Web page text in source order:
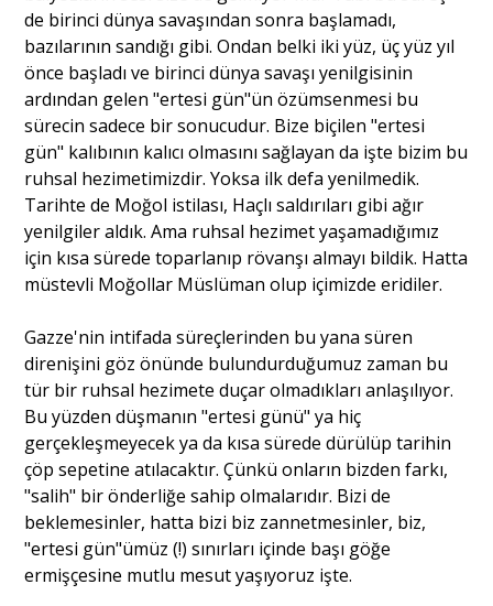
de birinci dünya savaşından sonra başlamadı,
bazılarının sandığı gibi. Ondan belki iki yüz, üç yüz yıl
önce başladı ve birinci dünya savaşı yenilgisinin
ardından gelen "ertesi gün"ün özümsenmesi bu
sürecin sadece bir sonucudur. Bize biçilen "ertesi
gün" kalıbının kalıcı olmasını sağlayan da işte bizim bu
ruhsal hezimetimizdir. Yoksa ilk defa yenilmedik.
Tarihte de Moğol istilası, Haçlı saldırıları gibi ağır
yenilgiler aldık. Ama ruhsal hezimet yaşamadığımız
için kısa sürede toparlanıp rövanşı almayı bildik. Hatta
müstevli Moğollar Müslüman olup içimizde eridiler.
Gazze'nin intifada süreçlerinden bu yana süren
direnişini göz önünde bulundurduğumuz zaman bu
tür bir ruhsal hezimete duçar olmadıkları anlaşılıyor.
Bu yüzden düşmanın "ertesi günü" ya hiç
gerçekleşmeyecek ya da kısa sürede dürülüp tarihin
çöp sepetine atılacaktır. Çünkü onların bizden farkı,
"salih" bir önderliğe sahip olmalarıdır. Bizi de
beklemesinler, hatta bizi biz zannetmesinler, biz,
"ertesi gün"ümüz (!) sınırları içinde başı göğe
ermişçesine mutlu mesut yaşıyoruz işte.